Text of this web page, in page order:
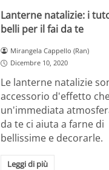
Lanterne natalizie: i
belli per il fai da te
Mirangela Cappello (Ran)
Dicembre 10, 2020
Le lanterne natalizie
accessorio d'effetto
un'immediata
da te ci aiuta a farne di
bellissime e decorarle.
Leggi di più